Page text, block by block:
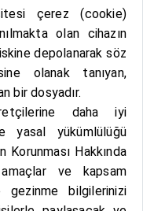
çerez (cookie)
olan cihazın
depolanarak söz
olanak tanıyan,
bir dosyadır.
daha iyi
yasal yükümlülüğü
Hakkında
ve kapsam
gezinme bilgilerinizi